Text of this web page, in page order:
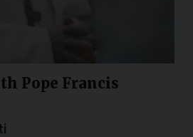
Pope Francis